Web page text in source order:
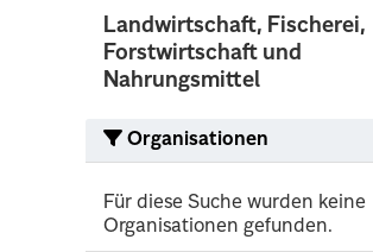
Landwirtschaft, Fischerei,
Forstwirtschaft und
Nahrungsmittel
Organisationen
Für diese Suche wurden keine
Organisationen gefunden.